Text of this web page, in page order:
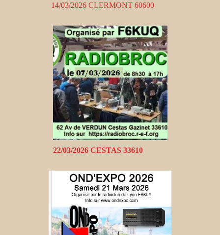
14/03/2026 CLERMONT 60600
22/03/2026 CESTAS 33610